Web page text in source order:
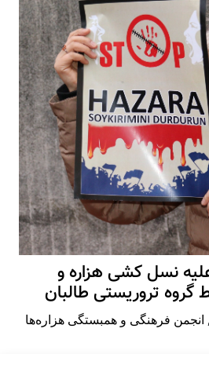
نسل کشی هزاره و
گروه تروریستی طالبان
, انجمن فرهنگی و همبستگی هزاره‌ها